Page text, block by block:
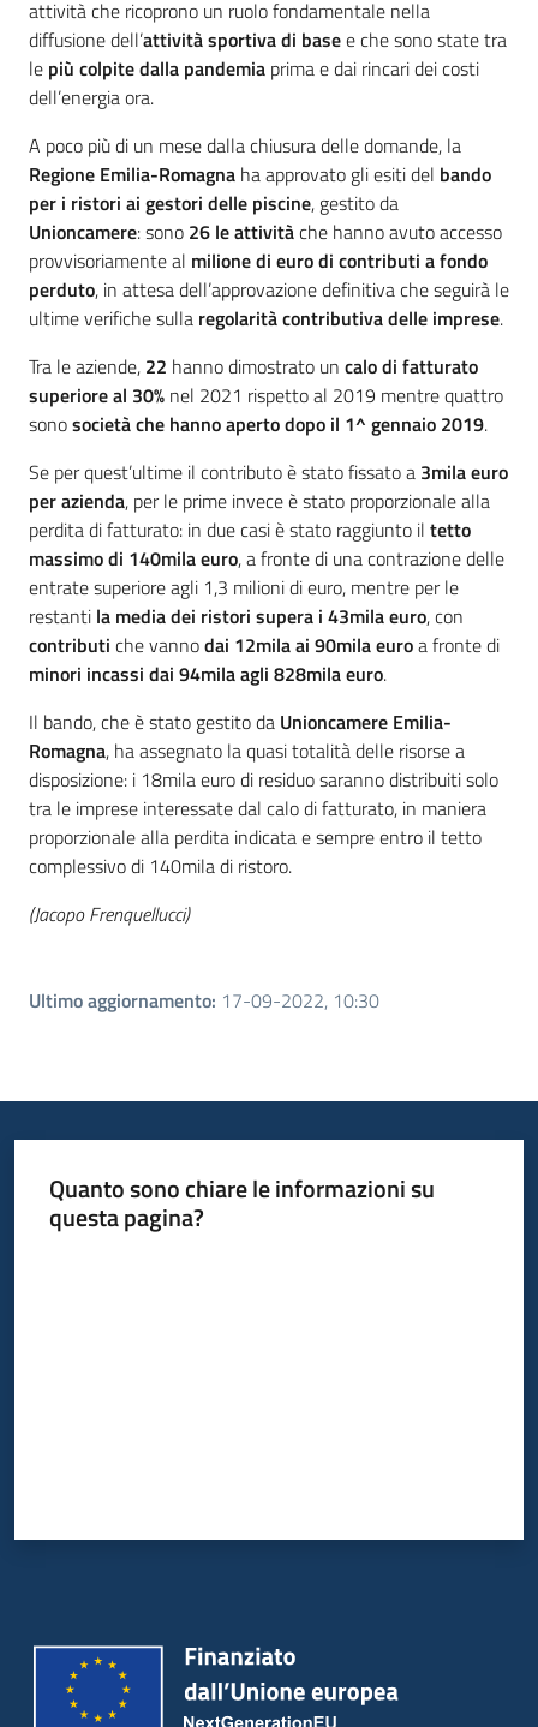
attività che ricoprono un ruolo fondamentale nella
diffusione dell’attività sportiva di basee che sono state tra
le più colpite dalla pandemia prima e dai rincari dei costi
dell’energia ora.
A poco più di un mese dalla chiusura delle domande, la
Regione Emilia-Romagna ha approvato gli esiti del bando
per i ristori ai gestori delle piscine, gestito da
Unioncamere: sono 26 le attivitàche hanno avuto accesso
provvisoriamente al milione di euro di contributi a fondo
perduto, in attesa dell’approvazione definitiva che seguirà le
ultime verifiche sulla regolarità contributiva delle imprese.
Tra le aziende, 22 hanno dimostrato un calo di fatturato
superiore al 30% nel 2021 rispetto al 2019 mentre quattro
sonosocietà che hanno aperto dopo il 1^ gennaio 2019.
Se per quest’ultime il contributo è stato fissato a 3mila euro
per azienda, per le prime invece è stato proporzionale alla
perdita di fatturato: in due casi è stato raggiunto il tetto
massimo di 140mila euro, a fronte di una contrazione delle
entrate superiore agli 1,3 milioni di euro, mentre per le
restanti la media dei ristori supera i 43mila euro, con
contributi che vannodai 12mila ai 90mila euroa fronte di
minori incassi dai 94mila agli 828mila euro.
Il bando, che è stato gestito da Unioncamere Emilia-
Romagna, ha assegnato la quasi totalità delle risorse a
disposizione: i 18mila euro di residuo saranno distribuiti solo
tra le imprese interessate dal calo di fatturato, in maniera
proporzionale alla perdita indicata e sempre entro il tetto
complessivo di 140mila di ristoro.
(Jacopo Frenquellucci)
Ultimo aggiornamento: 17-09-2022, 10:30
Quanto sono chiare le informazioni su
questa pagina?